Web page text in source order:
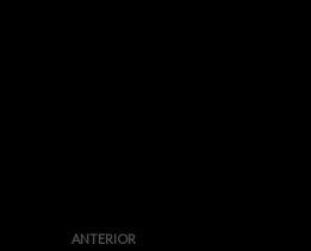
ANTERIOR